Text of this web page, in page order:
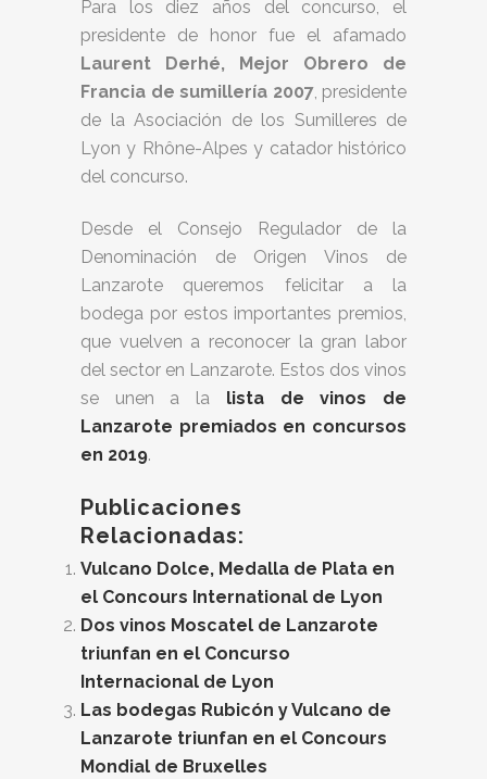
Para los diez años del concurso, el
presidente de honor fue el afamado
Laurent Derhé, Mejor Obrero de
Francia de sumillería 2007, presidente
de la Asociación de los Sumilleres de
Lyon y Rhône-Alpes y catador histórico
del concurso.
Desde el Consejo Regulador de la
Denominación de Origen Vinos de
Lanzarote queremos felicitar a la
bodega por estos importantes premios,
que vuelven a reconocer la gran labor
del sector en Lanzarote. Estos dos vinos
se unen a la lista de vinos de
Lanzarote premiados en concursos
en 2019.
Publicaciones
Relacionadas:
Vulcano Dolce, Medalla de Plata en
el Concours International de Lyon
Dos vinos Moscatel de Lanzarote
triunfan en el Concurso
Internacional de Lyon
Las bodegas Rubicón y Vulcano de
Lanzarote triunfan en el Concours
Mondial de Bruxelles